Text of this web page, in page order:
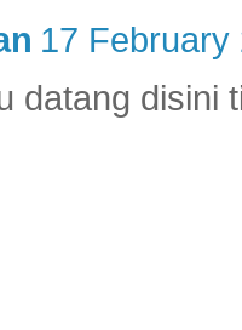
17 February
datang disini